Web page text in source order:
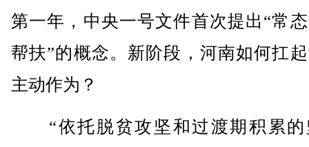
第一年，中央一号文件首次提出“常
帮扶”的概念。新阶段，河南如何扛
主动作为？
“依托脱贫攻坚和过渡期积累的